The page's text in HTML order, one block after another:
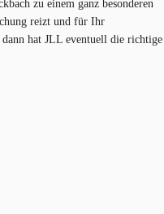
zu einem ganz besonderen
reizt und für Ihr
dann hat JLL eventuell die richtige